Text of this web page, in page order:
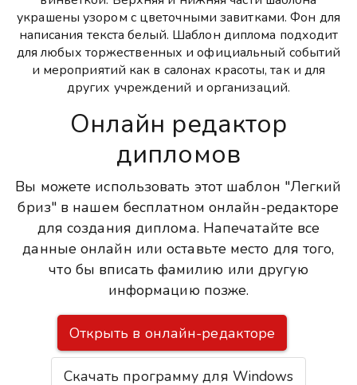
украшены узором с цветочными завитками. Фон для
написания текста белый. Шаблон диплома подходит
для любых торжественных и официальный событий
и мероприятий как в салонах красоты, так и для
других учреждений и организаций.
Онлайн редактор
дипломов
Вы можете использовать этот шаблон "Легкий
бриз" в нашем бесплатном онлайн-редакторе
для создания диплома. Напечатайте все
данные онлайн или оставьте место для того,
что бы вписать фамилию или другую
информацию позже.
Открыть в онлайн-редакторе
Скачать программу для Windows